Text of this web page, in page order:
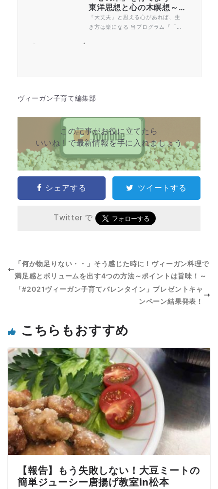
東洋思想と心の木瞑想～ |
世界マザーサロン
『大丈夫』と思える心があれば、生
き方は楽になる 当プログラム『「心
ソッドです。 瞑想の仕方（自分の
思想（老子や孔子をはじめとした中
ヴィーガン子育て編集部
この記事がお役に立てたら
いいね ! で最新情報を手に入れましょう
シェアする ツイートする
Twitter で
「何か物足りない・・」そう感じた時に！ヴィーガン料理で
満足感とボリュームを出す4つの方法～ポイントは旨味！～
「#2021ヴィーガン子育てバレンタイン」プレゼントキャ
ンペーン結果発表！
こちらもおすすめ
【報告】もう失敗しない！大豆ミートの
簡単ジューシー唐揚げ教室in松本